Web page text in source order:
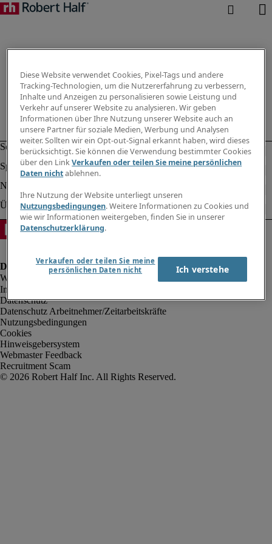
Impressum
Datenschutz
Datenschutz Arbeitnehmer/Zeitarbeitskräfte
Nutzungsbedingungen
Cookies
Hinweisgebersystem
Webmaster Feedback
Recruitment Scam
Diese Website verwendet Cookies, Pixel-Tags und andere
Tracking-Technologien, um die Nutzererfahrung zu verbessern,
Inhalte und Anzeigen zu personalisieren sowie Leistung und
Verkehr auf unserer Website zu analysieren. Wir geben
Informationen über Ihre Nutzung unserer Website auch an
unsere Partner für soziale Medien, Werbung und Analysen
weiter. Sollten wir ein Opt-out-Signal erkannt haben, wird dieses
berücksichtigt. Sie können die Verwendung bestimmter Cookies
über den LinkVerkaufen oder teilen Sie meine persönlichen
Daten nichtablehnen.
Ihre Nutzung der Website unterliegt unseren
Nutzungsbedingungen. Weitere Informationen zu Cookies und
wie wir Informationen weitergeben, finden Sie in unserer
Datenschutzerklärung.
Verkaufen oder teilen Sie meine
persönlichen Daten nicht
Ich verstehe